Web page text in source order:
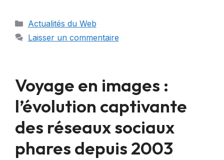
Catégories
Actualités du Web
Laisser un commentaire
Voyage en images :
l’évolution captivante
des réseaux sociaux
phares depuis 2003